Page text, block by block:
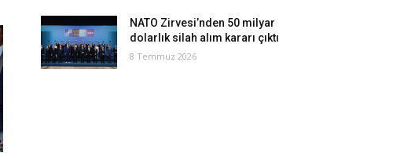
NATO Zirvesi’nden 50 milyar
dolarlık silah alım kararı çıktı
8 Temmuz 2026